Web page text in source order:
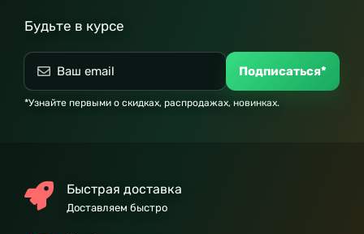
Будьте в курсе
Подписаться*
*Узнайте первыми о скидках, распродажах, новинках.
Быстрая доставка
Доставляем быстро